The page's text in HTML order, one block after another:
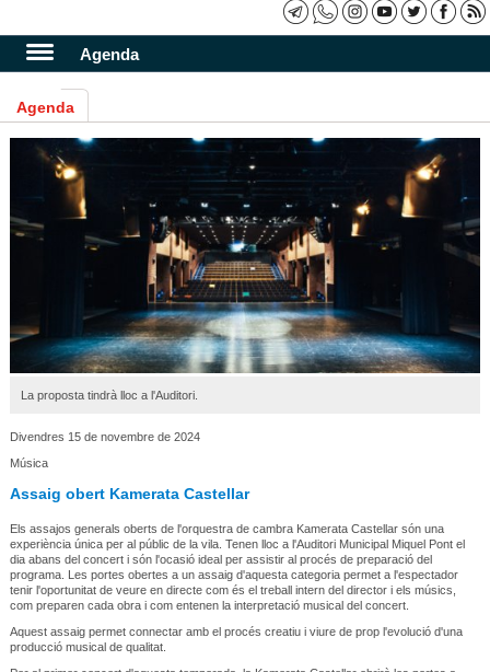
Agenda
Agenda
La proposta tindrà lloc a l'Auditori.
Divendres 15 de novembre de 2024
Música
Assaig obert Kamerata Castellar
Els assajos generals oberts de l'orquestra de cambra Kamerata Castellar són una
experiència única per al públic de la vila. Tenen lloc a l'Auditori Municipal Miquel Pont el
dia abans del concert i són l'ocasió ideal per assistir al procés de preparació del
programa. Les portes obertes a un assaig d'aquesta categoria permet a l'espectador
tenir l'oportunitat de veure en directe com és el treball intern del director i els músics,
com preparen cada obra i com entenen la interpretació musical del concert.
Aquest assaig permet connectar amb el procés creatiu i viure de prop l'evolució d'una
producció musical de qualitat.